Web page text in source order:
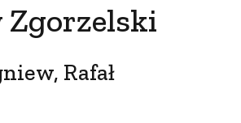
Zgorzelski
Rafał